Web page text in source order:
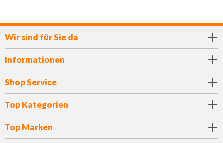
Wir sind für Sie da
Informationen
Shop Service
Top Kategorien
Top Marken